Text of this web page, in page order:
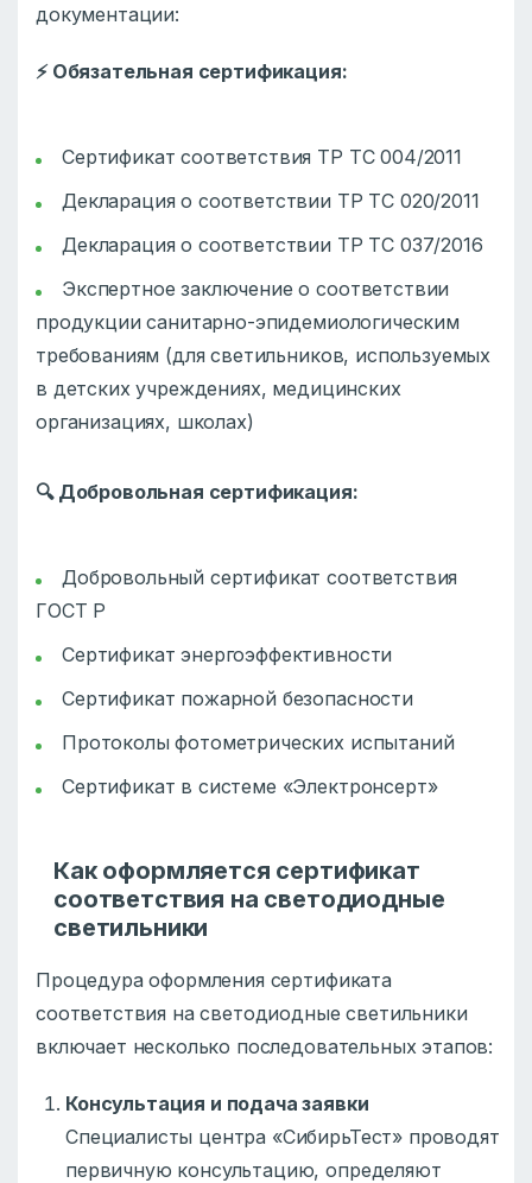
документации:
⚡Обязательная сертификация:
Сертификат соответствия ТР ТС 004/2011
Декларация о соответствии ТР ТС 020/2011
Декларация о соответствии ТР ТС 037/2016
Экспертное заключение о соответствии
продукции санитарно-эпидемиологическим
требованиям (для светильников, используемых
в детских учреждениях, медицинских
организациях, школах)
🔍Добровольная сертификация:
Добровольный сертификат соответствия
ГОСТ Р
Сертификат энергоэффективности
Сертификат пожарной безопасности
Протоколы фотометрических испытаний
Сертификат в системе «Электронсерт»
Как оформляется сертификат
соответствия на светодиодные
светильники
Процедура оформления сертификата
соответствия на светодиодные светильники
включает несколько последовательных этапов:
Консультация и подача заявки
Специалисты центра «СибирьТест» проводят
первичную консультацию, определяют